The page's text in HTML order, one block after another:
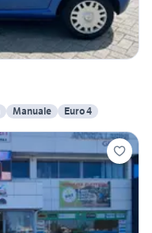
Manuale Euro 4